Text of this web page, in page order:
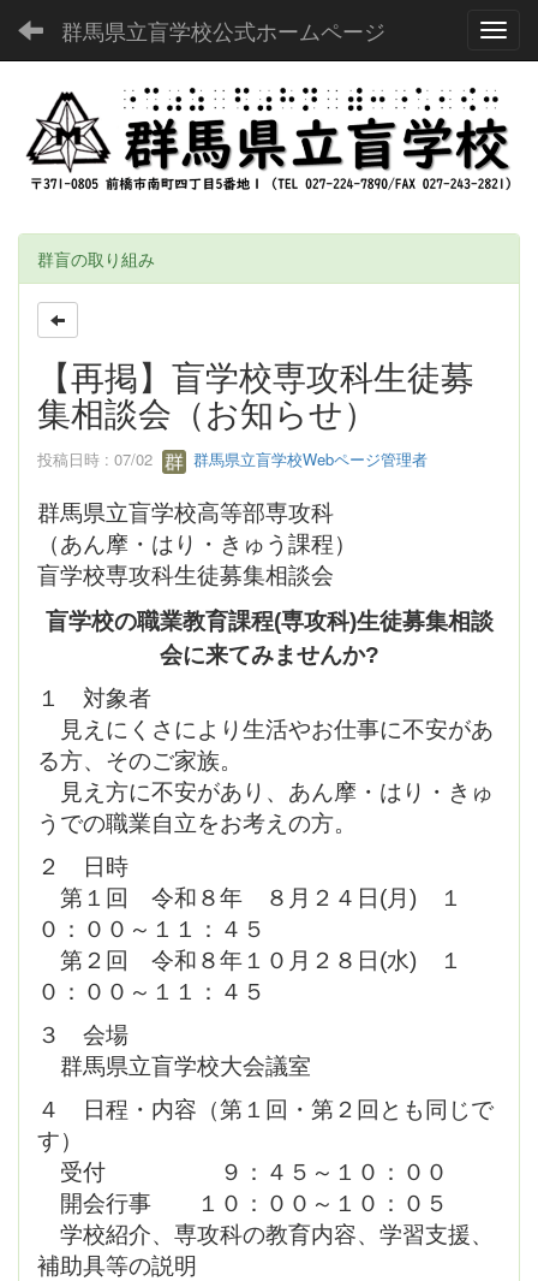
群馬県立盲学校公式ホームページ
群盲の取り組み
【再掲】盲学校専攻科生徒募
集相談会（お知らせ）
投稿日時 : 07/02 群馬県立盲学校Webページ管理者
群馬県立盲学校高等部専攻科
（あん摩・はり・きゅう課程）
盲学校専攻科生徒募集相談会
盲学校の職業教育課程(専攻科)生徒募集相談
会に来てみませんか?
１ 対象者
見えにくさにより生活やお仕事に不安があ
る方、そのご家族。
見え方に不安があり、あん摩・はり・きゅ
うでの職業自立をお考えの方。
２ 日時
第１回 令和８年 ８月２４日(月) １
０：００～１１：４５
第２回 令和８年１０月２８日(水) １
０：００～１１：４５
３ 会場
群馬県立盲学校大会議室
４ 日程・内容（第１回・第２回とも同じで
す）
受付 ９：４５～１０：００
開会行事 １０：００～１０：０５
学校紹介、専攻科の教育内容、学習支援、
補助具等の説明